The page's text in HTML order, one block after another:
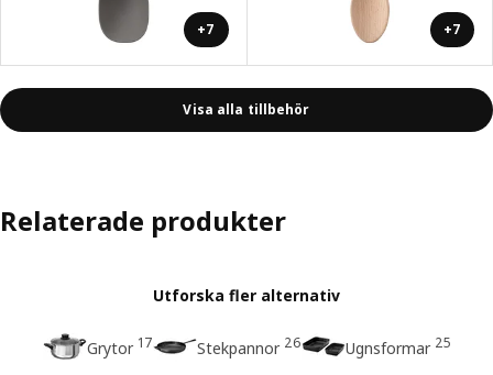
+7 +7
Visa alla tillbehör
Relaterade produkter
Utforska fler alternativ
Grytor 17 Stekpannor 26 Ugnsformar 25